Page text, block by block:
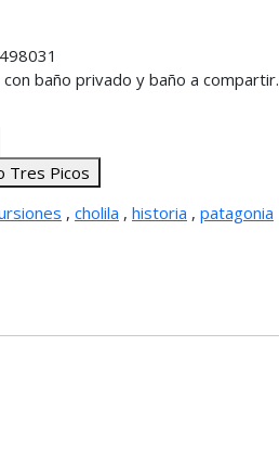
baño privado y baño a compartir.
Tres Picos
, cholila , historia , patagonia